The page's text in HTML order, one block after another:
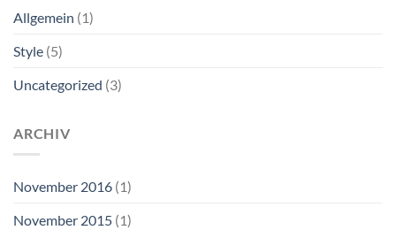
Allgemein (1)
Style (5)
Uncategorized (3)
ARCHIV
November 2016 (1)
November 2015 (1)